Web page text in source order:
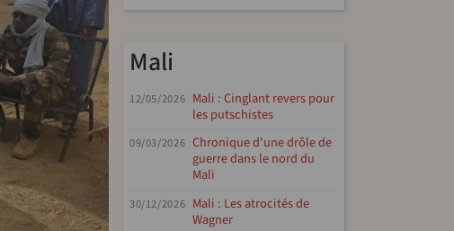
Mali
12/05/2026 Mali : Cinglant revers pour
les putschistes
09/03/2026 Chronique d’une drôle de
guerre dans le nord du
Mali
30/12/2026 Mali : Les atrocités de
Wagner